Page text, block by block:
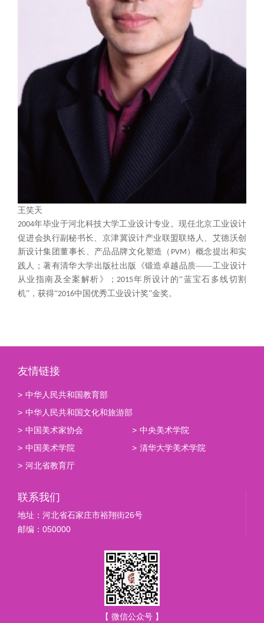
王笑天
2004年毕业于河北科技大学工业设计专业。现任北京工业设计
促进会执行副秘书长、京津冀设计产业联盟联络人、艾德沃创
新设计集团董事长、产品品牌文化塑造（ PVM ）概念提出和实
践人；著有清华大学出版社出版《锻造卓越品质——工业设计
从业指南及全案解析》； 2015年所设计的“蓝宝石多线切割
机”，获得“2016中国优秀工业设计奖”金奖。
友情链接
> 中华人民共和国教育部
> 中华人民共和国文化和旅游部
> 中国美术家协会 > 中央美术学院
> 中国美术学院 > 清华大学美术学院
> 河北省教育厅
联系我们
地址：河北省石家庄市裕翔街26号
邮编：050000
【 微信公众号 】